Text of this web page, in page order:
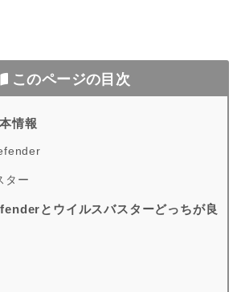
このページの目次
情報
ター
とウイルスバスターどっちが良